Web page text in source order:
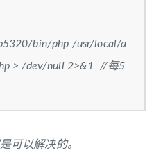
bin/php /usr/local/a
> /dev/null 2>&1 //每5
可以解决的。